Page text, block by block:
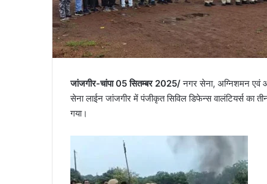
जांजगीर-चांपा 05 सितम्बर 2025/नगर सेना, अग्निशमन एवं
सेना लाईन जांजगीर में पंजीकृत सिविल डिफेन्स वालंटियर्स का
गया।